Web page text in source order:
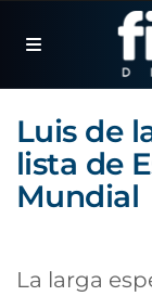
Luis de
lista de
Mundial
La larga